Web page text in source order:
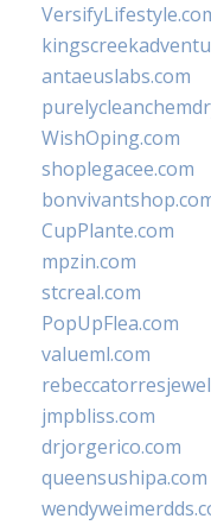
antaeuslabs.com
WishOping.com
shoplegacee.com
CupPlante.com
mpzin.com
stcreal.com
PopUpFlea.com
valueml.com
jmpbliss.com
drjorgerico.com
queensushipa.com